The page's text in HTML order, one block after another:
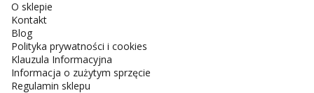
O sklepie
Kontakt
Blog
Polityka prywatności i cookies
Klauzula Informacyjna
Informacja o zużytym sprzęcie
Regulamin sklepu